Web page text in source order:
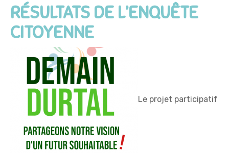
RÉSULTATS DE L’ENQUÊTE
CITOYENNE
Le projet participatif